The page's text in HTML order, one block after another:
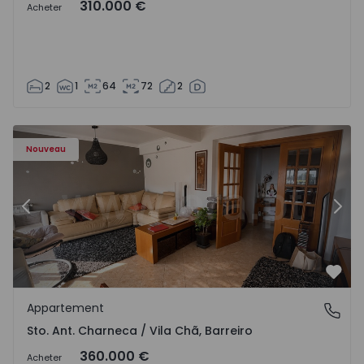
Acheter 310.000 €
2 1 64 72 2
Nouveau
- 1573477 - 14
Appartement T3 Barreiro, Sto. Ant. Charneca / Vila Chã -
Précédent
Sto. Ant. Charneca / Vila Chã, Barreiro
Appartement
Sto. Ant. Charneca / Vila Chã, Barreiro
Acheter 360.000 €